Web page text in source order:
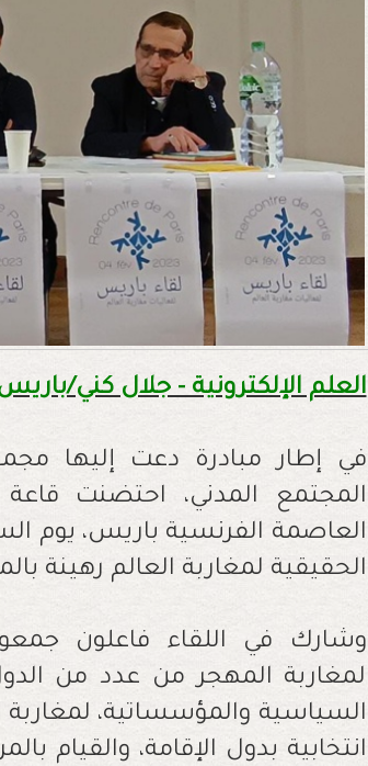
العلم الإلكترونية - جلال كني/
في إطار مبادرة دعت إليها
المجتمع المدني، احتضنت
الحقيقية لمغاربة العالم رهينة
وشارك في اللقاء فاعلون
لمغاربة المهجر من عدد من
السياسية والمؤسساتية، لمغاربة
انتخابية بدول الإقامة، والقيام